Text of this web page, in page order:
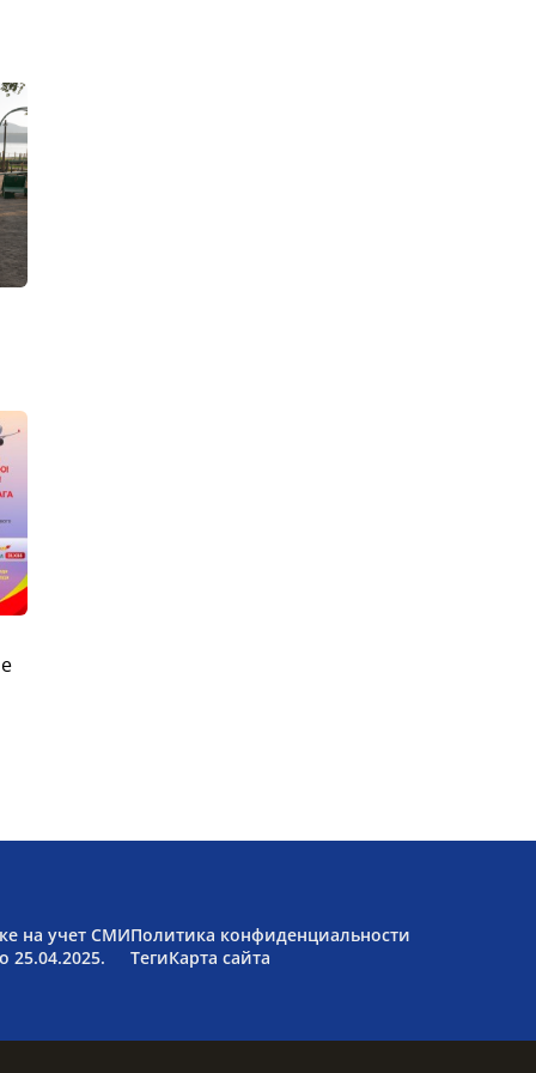
на учет СМИ
25.04.2025.
Политика конфиденциальности
ТегиКарта сайта